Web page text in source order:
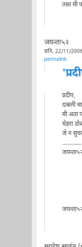
तसा मी
जयन्ता५२
शनि, 22/11/
permalink
प्रदीप,
दाबली
मी अता
चेहरा
जे न